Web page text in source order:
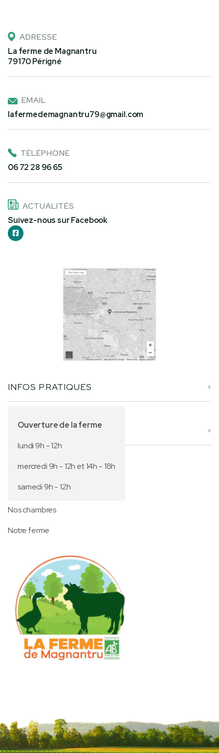
ADRESSE
La ferme de Magnantru
79170 Périgné
EMAIL
lafermedemagnantru79@gmail.com
TÉLÉPHONE
06 72 28 96 65
ACTUALITÉS
Suivez-nous sur Facebook
PAGES 
Accueil
Nos produits
Nos chambres
Notre ferme
INFOS PRATIQUES 
Ouverture de la ferme
lundi 9h - 12h
mercredi 9h - 12h et 14h - 18h
samedi 9h - 12h